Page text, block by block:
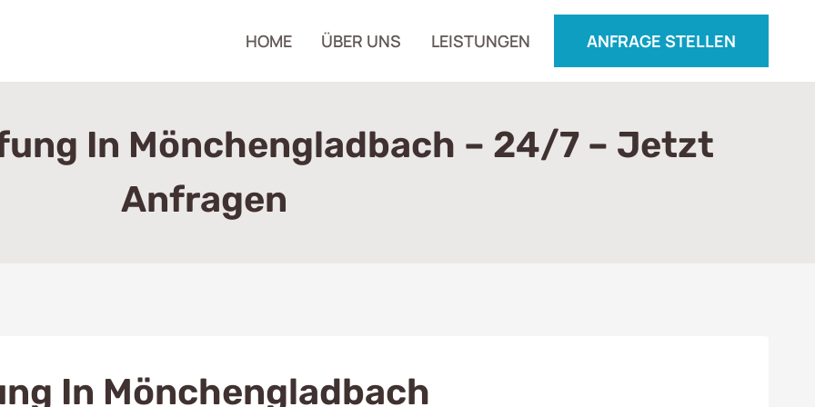
HOME ÜBER UNS LEISTUNGEN ANFRAGE STELLEN
In Mönchengladbach – 24/7 – Jetzt
Anfragen
In Mönchengladbach